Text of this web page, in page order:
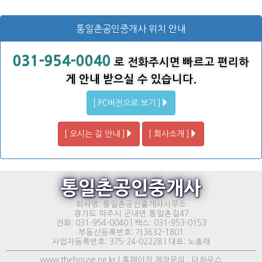
통일촌공인중개사 위치 안내
031-954-0040 로 전화주시면 빠르고 편리하
게 안내 받으실 수 있습니다.
[ PC버전으로 보기 ]
[ 오시는 길 안내 ] [ 회사소개 ]
통일촌공인중개사
회사명: 통일촌공인중개사사무소
경기도 파주시 군내면 통일촌길47
전화: 031-954-0040 | 팩스: 031-953-0153
부동산등록번호: 가3632-1801
사업자등록번호: 375-24-02228 | 대표: 노총래
www.thehouse.ne.kr | 홈페이지 제작문의 : 더하우스